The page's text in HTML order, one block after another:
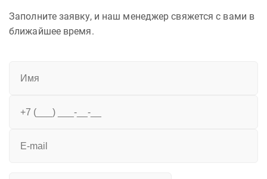
Заполните заявку, и наш менеджер свяжется с вами в
ближайшее время.